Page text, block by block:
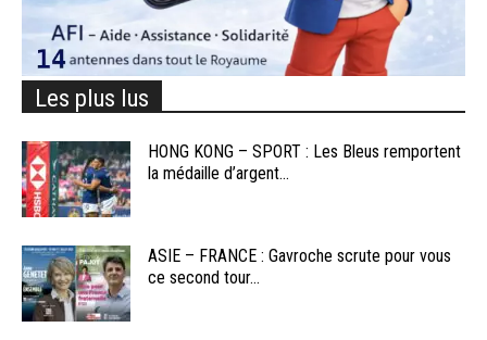
Les plus lus
HONG KONG – SPORT : Les Bleus remportent
la médaille d’argent...
ASIE – FRANCE : Gavroche scrute pour vous
ce second tour...